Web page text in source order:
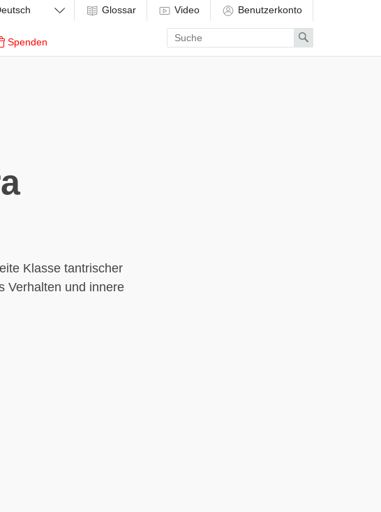
Spenden
Glossar Video Benutzerkonto
Enter
search
term
Search
Klasse tantrischer
Verhalten und innere